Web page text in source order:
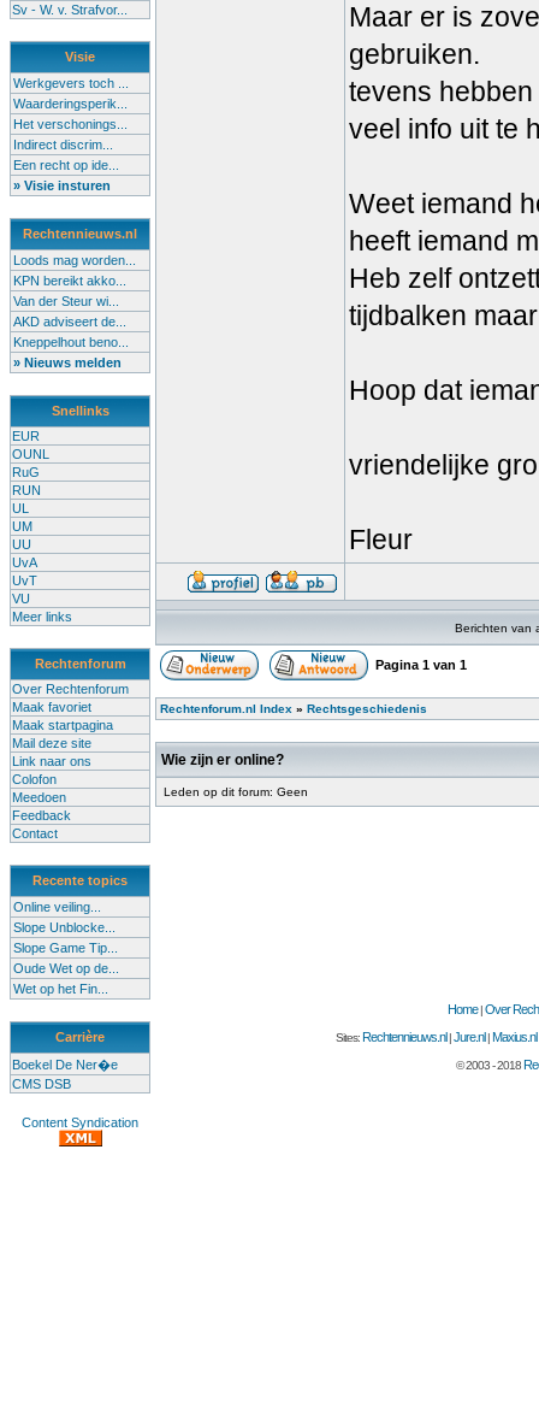
Sv - W. v. Strafvor...
Visie
Werkgevers toch ...
Waarderingsperik...
Het verschonings...
Indirect discrim...
Een recht op ide...
» Visie insturen
Rechtennieuws.nl
Loods mag worden...
KPN bereikt akko...
Van der Steur wi...
AKD adviseert de...
Kneppelhout beno...
» Nieuws melden
Snellinks
EUR
OUNL
RuG
RUN
UL
UM
UU
UvA
UvT
VU
Meer links
Rechtenforum
Over Rechtenforum
Maak favoriet
Maak startpagina
Mail deze site
Link naar ons
Colofon
Meedoen
Feedback
Contact
Recente topics
Online veiling...
Slope Unblocke...
Slope Game Tip...
Oude Wet op de...
Wet op het Fin...
Carrière
Boekel De Ner�e
CMS DSB
Content Syndication
Maar er is
gebruiken.
tevens
veel info uit te
Weet iemand
heeft iemand
Heb zelf
tijdbalken
Hoop dat
vriendelijke
Fleur
Berichten van
Pagina 1 van 1
Rechtenforum.nl Index » Rechtsgeschiedenis
Wie zijn er online?
Leden op dit forum: Geen
Home|Over
Sites:Rechtennieuws.nl |Jure.nl |Maxius.nl
© 2003 - 2018